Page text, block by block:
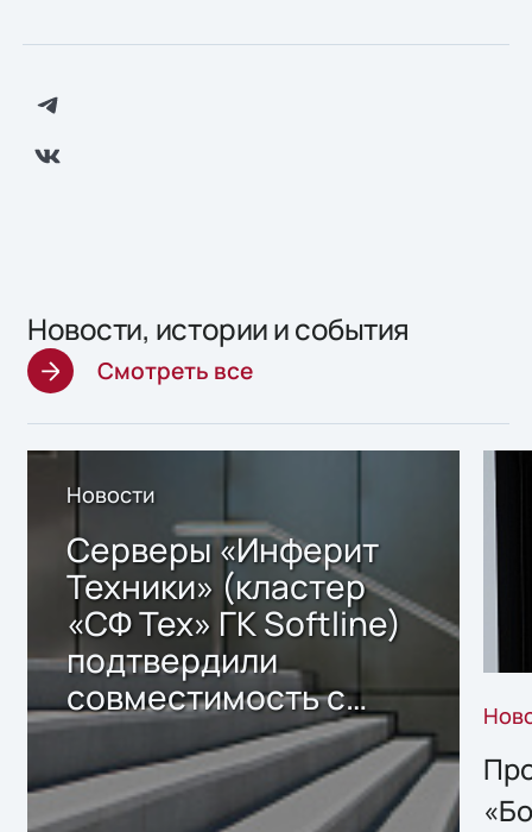
Новости, истории и события
Смотреть все
Новости
Серверы «Инферит
Техники» (кластер
«СФ Тех» ГК Softline)
подтвердили
совместимость с
решением Sharx
Storage 2.x для
хранения данных